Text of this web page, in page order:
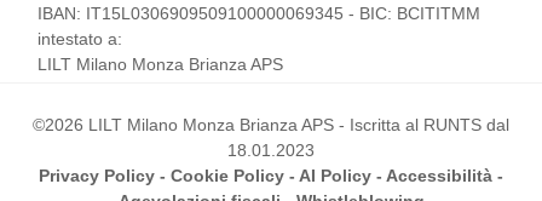
IBAN: IT15L0306909509100000069345 - BIC: BCITITMM
intestato a:
LILT Milano Monza Brianza APS
©2026 LILT Milano Monza Brianza APS - Iscritta al RUNTS dal
18.01.2023
Privacy Policy - Cookie Policy - AI Policy - Accessibilità -